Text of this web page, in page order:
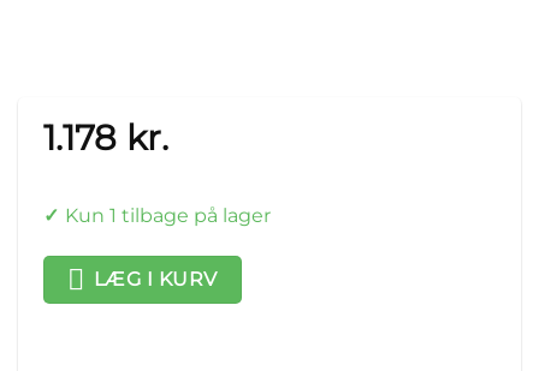
1.178 kr.
Kun 1 tilbage på lager
LÆG I KURV